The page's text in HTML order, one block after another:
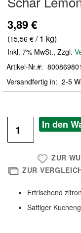
der
Bildergalerie
springen
3,89 €
(15,56 € / 1 kg)
Inkl. 7% MwSt., Zzgl.
Artikel-Nr.
Versandfertig in
2-5
In den
ZUR
ZUR
Erfrischend
Saftiger